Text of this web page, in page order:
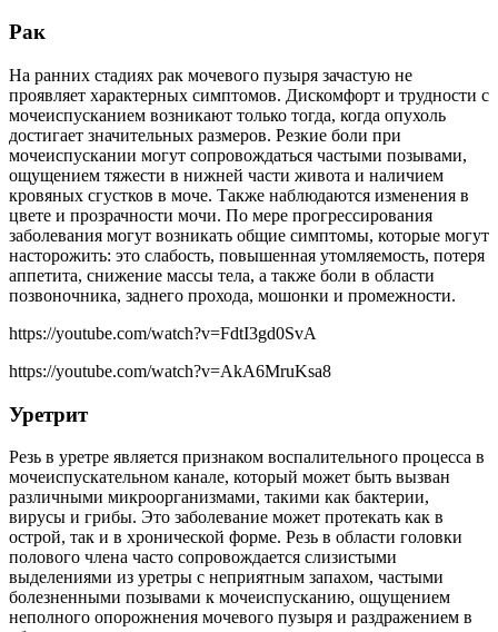
Рак
На ранних стадиях рак мочевого пузыря зачастую не
проявляет характерных симптомов. Дискомфорт и трудности с
мочеиспусканием возникают только тогда, когда опухоль
достигает значительных размеров. Резкие боли при
мочеиспускании могут сопровождаться частыми позывами,
ощущением тяжести в нижней части живота и наличием
кровяных сгустков в моче. Также наблюдаются изменения в
цвете и прозрачности мочи. По мере прогрессирования
заболевания могут возникать общие симптомы, которые могут
насторожить: это слабость, повышенная утомляемость, потеря
аппетита, снижение массы тела, а также боли в области
позвоночника, заднего прохода, мошонки и промежности.
https://youtube.com/watch?v=FdtI3gd0SvA
https://youtube.com/watch?v=AkA6MruKsa8
Уретрит
Резь в уретре является признаком воспалительного процесса в
мочеиспускательном канале, который может быть вызван
различными микроорганизмами, такими как бактерии,
вирусы и грибы. Это заболевание может протекать как в
острой, так и в хронической форме. Резь в области головки
полового члена часто сопровождается слизистыми
выделениями из уретры с неприятным запахом, частыми
болезненными позывами к мочеиспусканию, ощущением
неполного опорожнения мочевого пузыря и раздражением в